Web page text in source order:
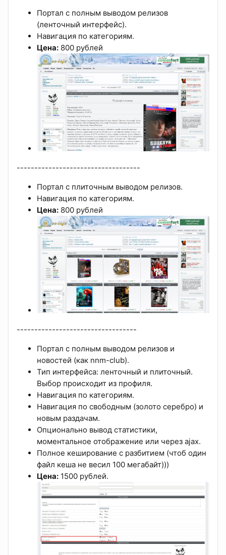
Портал с полным выводом релизов
(ленточный интерфейс).
Навигация по категориям.
Цена: 800 рублей
-----------------------------------
Портал с плиточным выводом релизов.
Навигация по категориям.
Цена: 800 рублей
----------------------------------
Портал с полным выводом релизов и
новостей (как nnm-club).
Тип интерфейса: ленточный и плиточный.
Выбор происходит из профиля.
Навигация по категориям.
Навигация по свободным (золото серебро) и
новым раздачам.
Опционально вывод статистики,
моментальное отображение или через ajax.
Полное кеширование с разбитием (чтоб один
файл кеша не весил 100 мегабайт)))
Цена: 1500 рублей.